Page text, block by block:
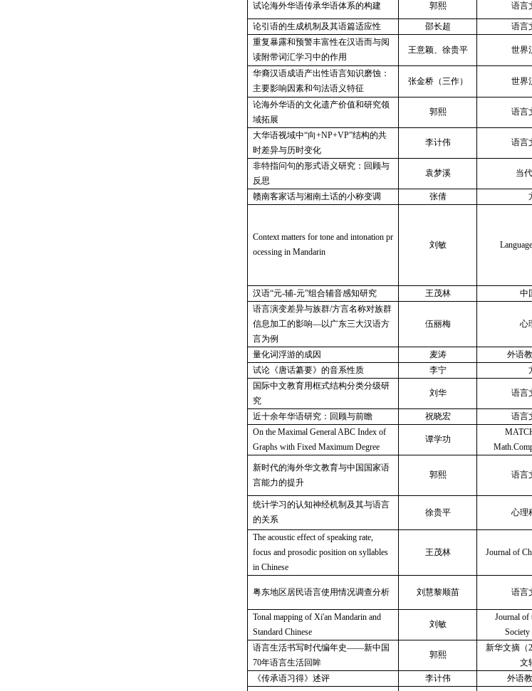
试论海外华语传承华语体系的构建
郭熙 语言
论引语的生成机制及其语篇适应性 邵长超 语言
重复暴露和预警丰富性在汉语而与阅
读附带词汇学习中的作用
王意颖、徐贵平 世界
华裔汉语成语产出性语言知识磨蚀：
主要影响因素和句法语义特征
张金桥（三作） 世界
论海外华语的文化遗产价值和研究领
域拓展
郭熙 语言
大华语视域中“向+NP+VP”结构的共
时差异与历时变化
李计伟 语言
非特指问句的形式语义研究：回顾与
反思
袁梦溪 当
赣南客家话与湘南土话的小称变调 张倩
Context matters for tone and intonation pr
ocessing in Mandarin
刘敏
汉语“元-辅-元”组合辅音感知研究 王茂林 中
语言演变差异与族群/方言名称对族群
信息加工的影响—以广东三大汉语方
言为例
伍丽梅 心
量化词浮游的成因 麦涛 外语
试论《唐话纂要》的音系性质
李宁
国际中文教育用框式结构分类分级研
究
刘华 语言
近十余年华语研究：回顾与前瞻 祝晓宏 语言
On the Maximal General ABC Index of
Graphs with Fixed Maximum Degree
谭学功
新时代的海外华文教育与中国国家语
言能力的提升
郭熙 语言
统计学习的认知神经机制及其与语言
的关系
徐贵平 心理
The acoustic effect of speaking rate,
focus and prosodic position on syllables
in Chinese
王茂林 Journal of
粤东地区居民语言使用情况调查分析 刘慧黎顺苗 语言
Tonal mapping of Xi'an Mandarin and
Standard Chinese
刘敏
Journal of
Society
语言生活书写时代编年史——新中国
70年语言生活回眸
郭熙
新华文摘（
文
《传承语习得》述评 李计伟 外语